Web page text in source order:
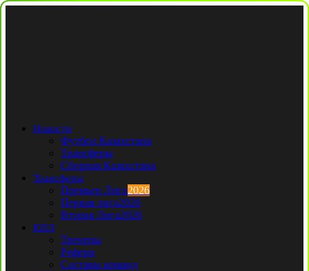
Новости
Футбол Казахстана
Трансферы
Сборная Казахстана
Трансферы
Премьер Лига2026
Первая лига2026
Вторая Лига2026
КПЛ
Тренеры
Рефери
Составы команд